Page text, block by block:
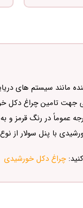
سیستم های دریایی، نیازی به
دکل خورشیدی، باید گستره
با پنل سولار
چراغ دکل خورشیدی